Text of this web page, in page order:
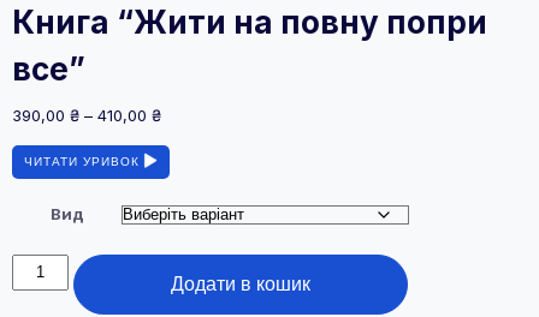
Книга “Жити на повну попри
все”
390,00 ₴ – 410,00 ₴Діапазон
390,00 ₴
до
410,00 ₴
ЧИТАТИ УРИВОК
Вид
Книга
"Жити
Додати в кошик